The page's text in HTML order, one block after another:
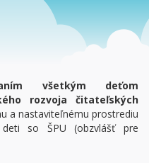
všetkým deťom
rozvoja čitateľských
a nastaviteľnému prostrediu
so ŠPU (obzvlášť pre